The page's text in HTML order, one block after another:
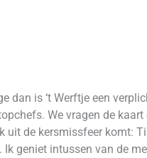
dan is ‘t Werftje een
We vragen de
uit de kersmissfeer komt:
geniet intussen van de